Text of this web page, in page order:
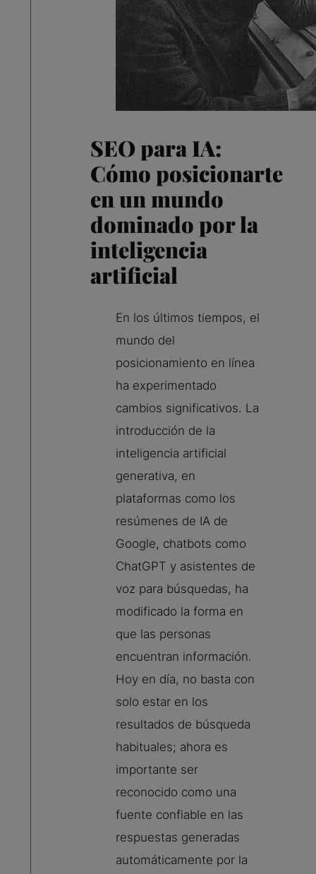
SEO para IA:
Cómo posicionarte
en un mundo
dominado por la
inteligencia
artificial
En los últimos tiempos, el
mundo del
posicionamiento en línea
ha experimentado
cambios significativos. La
introducción de la
inteligencia artificial
generativa, en
plataformas como los
resúmenes de IA de
Google, chatbots como
ChatGPT y asistentes de
voz para búsquedas, ha
modificado la forma en
que las personas
encuentran información.
Hoy en día, no basta con
solo estar en los
resultados de búsqueda
habituales; ahora es
importante ser
reconocido como una
fuente confiable en las
respuestas generadas
automáticamente por la